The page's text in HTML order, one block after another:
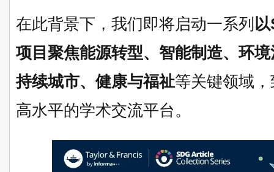
在此背景下，我们即将启动一系列 以
项目聚焦能源转型、智能制造、环
持续城市、健康与福祉等关键领域
高水平的学术交流平台。